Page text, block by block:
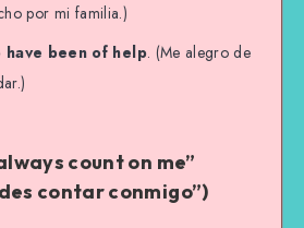
por mi familia.)
have been of help. (Me alegro de
count on me”
contar conmigo”)